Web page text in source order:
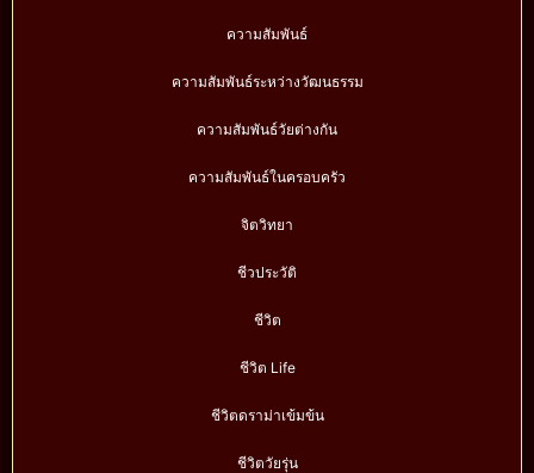
ความสัมพันธ์
ความสัมพันธ์ระหว่างวัฒนธรรม
ความสัมพันธ์วัยต่างกัน
ความสัมพันธ์ในครอบครัว
จิตวิทยา
ชีวประวัติ
ชีวิต
ชีวิต Life
ชีวิตดราม่าเข้มข้น
ชีวิตวัยรุ่น